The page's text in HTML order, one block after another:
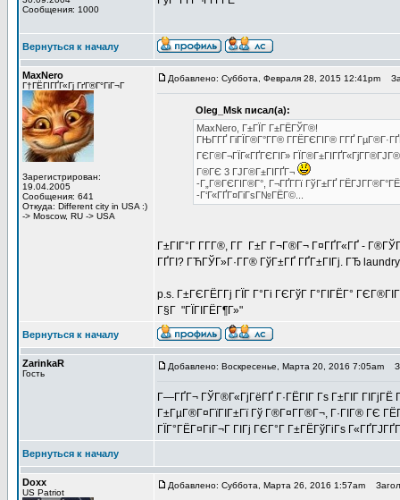
Сообщения: 1000
Вернуться к началу
MaxNero
Г†ГЁГІГҐГ«Гј ГґГ®Г°ГіГ¬Г
Зарегистрирован:
19.04.2005
Сообщения: 641
Откуда: Different city in USA :)
-> Moscow, RU -> USA
Добавлено: Суббота, Февраля 28, 2015 12:41pm
Oleg_Msk писал(а):
MaxNero, Г±ГЇГ Г±ГЁГЎГ®!
ГЊГ­ГҐ ГіГЇГ®Г°Г­Г® Г­ГЁГЄГІГ® Г­ГҐ
ГЄГ®Г¬ГЇГ«ГҐГЄГІГ»
Г®ГЄ 3 ГЈГ®Г±ГІГҐГ¬
-Г„Г®ГЄГІГ®Г°, Г¬ГҐГ­Гї ГўГ±ГҐ
-Г‘Г«ГҐГ¤ГіГѕГ№ГЁГ©...
Г±ГІГ°Г Г­Г­Г®, Г­Г Г±Г Г¬Г®Г¬ Г¤ГҐГ«ГҐ -
ГҐГІ? ГЋГЎГ»Г·Г­Г® ГўГ±ГҐ ГҐГ±ГІГј. ГЂ
p.s. Г±ГЄГЁГ­Гј ГЇГ Г°Гі ГЄГўГ Г°ГІГЁГ°
Г§Г "ГЇГІГЁГ¶Г»"
Вернуться к началу
ZarinkaR
Гость
Добавлено: Воскресенье, Марта 20, 2016 7:05am
Г—ГҐГ¬ ГЎГ®Г«ГјГёГҐ Г·ГЁГІГ Гѕ Г±ГІГ ГІГјГЁ
Г±ГµГ®Г¤ГїГІГ±Гї Гў Г®Г¤Г­Г®Г¬, Г·ГІГ® ГЄ
ГЇГ°ГЁГ¤ГіГ¬Г ГІГј ГЄГ°Г Г±ГЁГўГіГѕ
Вернуться к началу
Doxx
US Patriot
Добавлено: Суббота, Марта 26, 2016 1:57am